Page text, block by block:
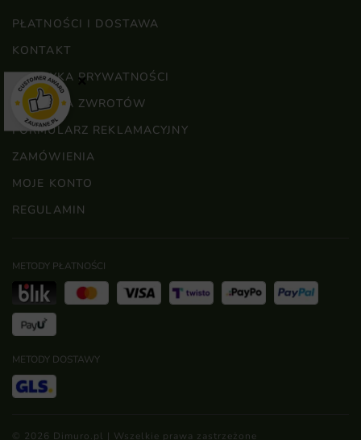
PŁATNOŚCI I DOSTAWA
KONTAKT
POLITYKA PRYWATNOŚCI
POLITYKA ZWROTÓW
FORMULARZ REKLAMACYJNY
ZAMÓWIENIA
MOJE KONTO
REGULAMIN
METODY PŁATNOŚCI
METODY DOSTAWY
© 2026 Dimuro.pl | Wszelkie prawa zastrzeżone
×